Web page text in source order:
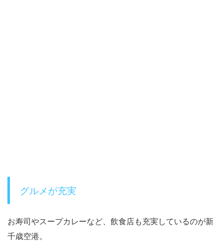
グルメが充実
お寿司やスープカレーなど、飲食店も充実しているのが新
千歳空港。